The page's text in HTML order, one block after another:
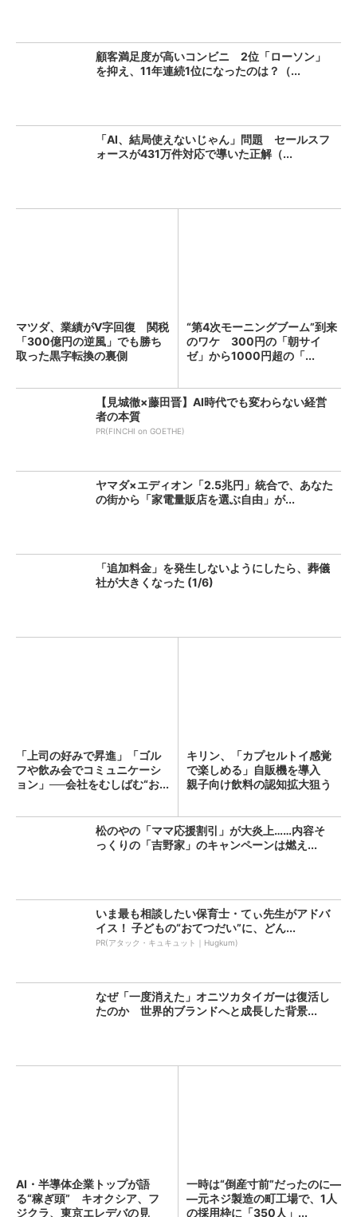
顧客満足度が高いコンビニ 2位「ローソン」
を抑え、11年連続1位になったのは？（...
「AI、結局使えないじゃん」問題 セールスフ
ォースが431万件対応で導いた正解（...
マツダ、業績がV字回復 関税
「300億円の逆風」でも勝ち
取った黒字転換の裏側
“第4次モーニングブーム”到来
のワケ 300円の「朝サイ
ゼ」から1000円超の「...
【見城徹×藤田晋】AI時代でも変わらない経営
者の本質
PR(FINCHI on GOETHE)
ヤマダ×エディオン「2.5兆円」統合で、あなた
の街から「家電量販店を選ぶ自由」が...
「追加料金」を発生しないようにしたら、葬儀
社が大きくなった (1/6)
「上司の好みで昇進」「ゴル
フや飲み会でコミュニケーシ
ョン」──会社をむしばむ“お...
キリン、「カプセルトイ感覚
で楽しめる」自販機を導入
親子向け飲料の認知拡大狙う
松のやの「ママ応援割引」が大炎上……内容そ
っくりの「吉野家」のキャンペーンは燃え...
いま最も相談したい保育士・てぃ先生がアドバ
イス！ 子どもの“おてつだい”に、どん...
PR(アタック・キュキュット｜Hugkum)
なぜ「一度消えた」オニツカタイガーは復活し
たのか 世界的ブランドへと成長した背景...
AI・半導体企業トップが語
る“稼ぎ頭” キオクシア、フ
ジクラ、東京エレデバの見
一時は“倒産寸前”だったのに―
―元ネジ製造の町工場で、1人
の採用枠に「350人」...